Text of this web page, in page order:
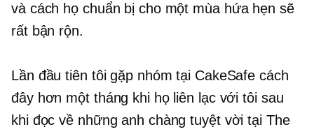
và cách họ chuẩn bị cho một mùa hứa hẹn sẽ
rất bận rộn.
Lần đầu tiên tôi gặp nhóm tại CakeSafe cách
đây hơn một tháng khi họ liên lạc với tôi sau
khi đọc về những anh chàng tuyệt vời tại The